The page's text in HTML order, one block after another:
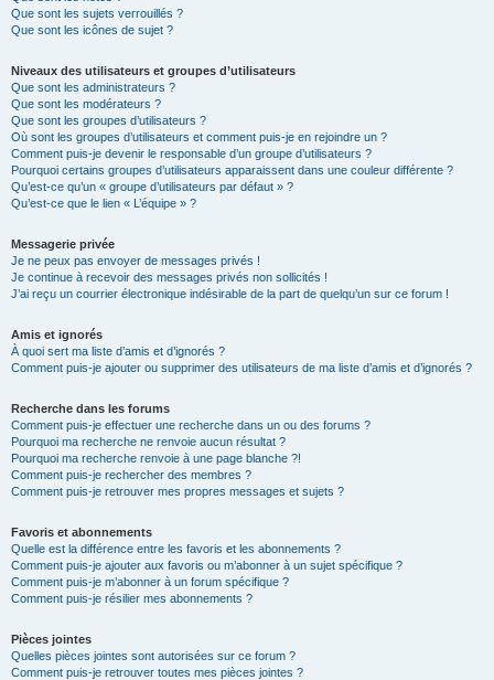
Que sont les sujets verrouillés ?
Que sont les icônes de sujet ?
Niveaux des utilisateurs et groupes d’utilisateurs
Que sont les administrateurs ?
Que sont les modérateurs ?
Que sont les groupes d’utilisateurs ?
Où sont les groupes d’utilisateurs et comment puis-je en rejoindre un ?
Comment puis-je devenir le responsable d’un groupe d’utilisateurs ?
Pourquoi certains groupes d’utilisateurs apparaissent dans une couleur différente ?
Qu’est-ce qu’un « groupe d’utilisateurs par défaut » ?
Qu’est-ce que le lien « L’équipe » ?
Messagerie privée
Je ne peux pas envoyer de messages privés !
Je continue à recevoir des messages privés non sollicités !
J’ai reçu un courrier électronique indésirable de la part de quelqu’un sur ce forum !
Amis et ignorés
À quoi sert ma liste d’amis et d’ignorés ?
Comment puis-je ajouter ou supprimer des utilisateurs de ma liste d’amis et d’ignorés ?
Recherche dans les forums
Comment puis-je effectuer une recherche dans un ou des forums ?
Pourquoi ma recherche ne renvoie aucun résultat ?
Pourquoi ma recherche renvoie à une page blanche ?!
Comment puis-je rechercher des membres ?
Comment puis-je retrouver mes propres messages et sujets ?
Favoris et abonnements
Quelle est la différence entre les favoris et les abonnements ?
Comment puis-je ajouter aux favoris ou m’abonner à un sujet spécifique ?
Comment puis-je m’abonner à un forum spécifique ?
Comment puis-je résilier mes abonnements ?
Pièces jointes
Quelles pièces jointes sont autorisées sur ce forum ?
Comment puis-je retrouver toutes mes pièces jointes ?